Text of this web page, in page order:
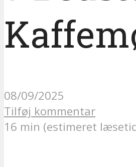
08/09/2025
Tilføj kommentar
16 min (estimeret